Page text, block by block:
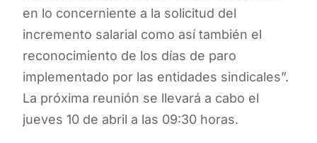
en lo concerniente a la solicitud del
incremento salarial como así también el
reconocimiento de los días de paro
implementado por las entidades sindicales”.
La próxima reunión se llevará a cabo el
jueves 10 de abril a las 09:30 horas.